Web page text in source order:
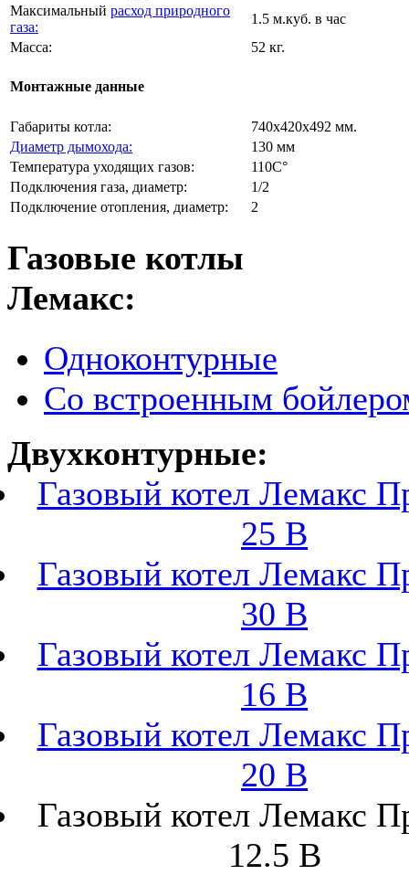
Максимальный расход природного
газа:
1.5 м.куб. в час
Масса:
52 кг.
Монтажные данные
Габариты котла:
740х420х492 мм.
Диаметр дымохода:
130 мм
Температура уходящих газов:
110C°
Подключения газа, диаметр:
1/2
Подключение отопления, диаметр:
2
Газовые котлы
Лемакс:
Одноконтурные
Со встроенным
Двухконтурные:
Газовый котел Лемакс
25 В
Газовый котел Лемакс
30 В
Газовый котел Лемакс
16 В
Газовый котел Лемакс
20 В
Газовый котел Лемакс
12.5 В